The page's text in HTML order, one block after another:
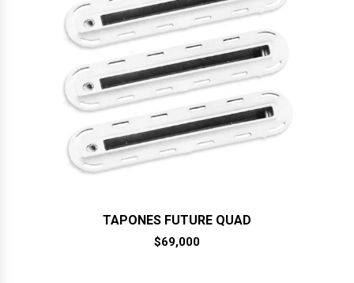
TAPONES FUTURE QUAD
$69,000